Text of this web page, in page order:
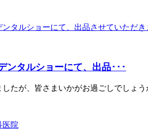
ンタルショーにて、出品･･･
たが、皆さまいかがお過ごしでしょ